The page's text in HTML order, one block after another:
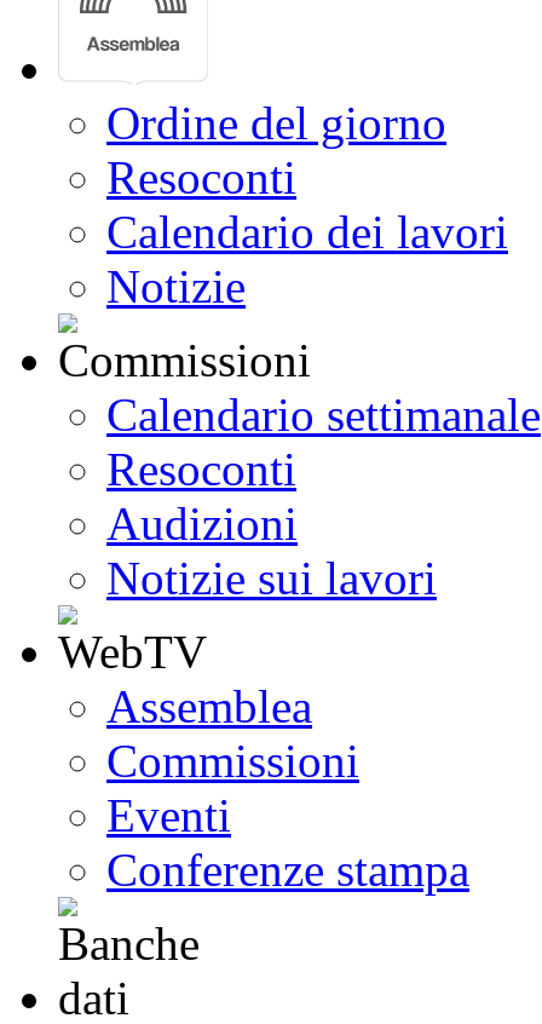
Ordine del giorno
Resoconti
Calendario dei lavori
Notizie
Calendario settimanale
Resoconti
Audizioni
Notizie sui lavori
Assemblea
Commissioni
Eventi
Conferenze stampa